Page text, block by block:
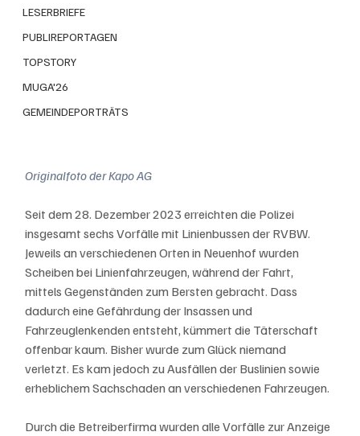
LESERBRIEFE
PUBLIREPORTAGEN
TOPSTORY
MUGA'26
GEMEINDEPORTRÄTS
Originalfoto der Kapo AG
Seit dem 28. Dezember 2023 erreichten die Polizei
insgesamt sechs Vorfälle mit Linienbussen der RVBW.
Jeweils an verschiedenen Orten in Neuenhof wurden
Scheiben bei Linienfahrzeugen, während der Fahrt,
mittels Gegenständen zum Bersten gebracht. Dass
dadurch eine Gefährdung der Insassen und
Fahrzeuglenkenden entsteht, kümmert die Täterschaft
offenbar kaum. Bisher wurde zum Glück niemand
verletzt. Es kam jedoch zu Ausfällen der Buslinien sowie
erheblichem Sachschaden an verschiedenen Fahrzeugen.
Durch die Betreiberfirma wurden alle Vorfälle zur Anzeige